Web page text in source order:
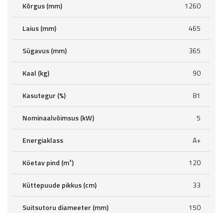
Kõrgus (mm) 1260
Laius (mm) 465
Sügavus (mm) 365
Kaal (kg) 90
Kasutegur (%) 81
Nominaalvõimsus (kW) 5
Energiaklass A+
Köetav pind (m²) 120
Küttepuude pikkus (cm) 33
Suitsutoru diameeter (mm) 150